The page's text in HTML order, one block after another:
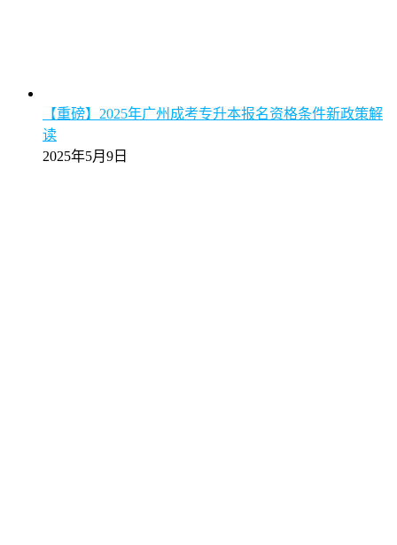
【重磅】2025年广州成考专升本报名资格条件新政策解
读
2025年5月9日